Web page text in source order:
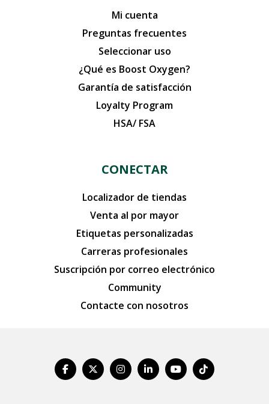
Mi cuenta
Preguntas frecuentes
Seleccionar uso
¿Qué es Boost Oxygen?
Garantía de satisfacción
Loyalty Program
HSA/ FSA
CONECTAR
Localizador de tiendas
Venta al por mayor
Etiquetas personalizadas
Carreras profesionales
Suscripción por correo electrónico
Community
Contacte con nosotros